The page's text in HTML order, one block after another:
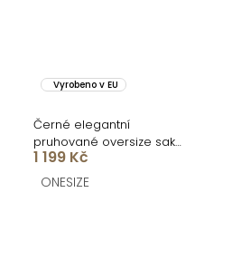
Vyrobeno v EU
Černé elegantní
pruhované oversize sako
ORLENA
1 199 Kč
ONESIZE